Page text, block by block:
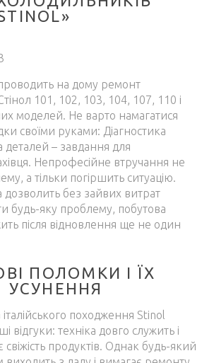
на дому ремонт
101, 102, 103, 104, 107, 110 і
моделей. Не варто намагатися
своїми руками: Діагностика
деталей – завдання для
Непрофесійне втручання не
а тільки погіршить ситуацію.
без зайвих витрат
будь-яку проблему, побутова
після відновлення ще не один
ПОЛОМКИ І ЇХ
УСУНЕННЯ
походження Stinol
відгуки: техніка довго служить і
свіжість продуктів. Однак будь-який